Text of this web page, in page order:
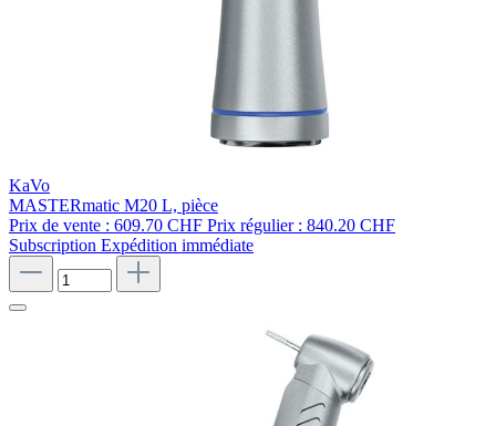
KaVo
MASTERmatic M20 L, pièce
Prix de vente : 609.70 CHF Prix régulier : 840.20 CHF
Subscription Expédition immédiate